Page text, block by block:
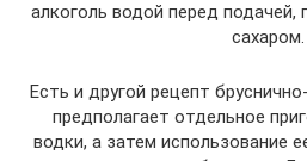
алкоголь водой перед
сахаром.
Есть и другой рецепт
предполагает отдельное
водки, а затем использование